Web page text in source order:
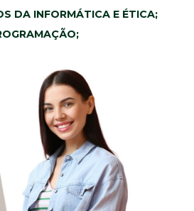
DA INFORMÁTICA E ÉTICA;